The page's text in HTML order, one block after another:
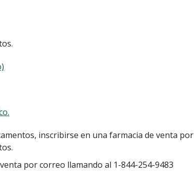
inscribirse en una farmacia de venta por
por correo llamando al 1-844-254-9483